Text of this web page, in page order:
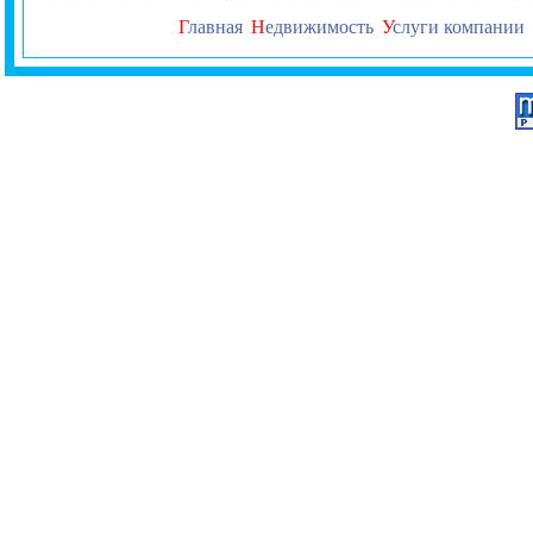
Главная Недвижимость Услуги компании